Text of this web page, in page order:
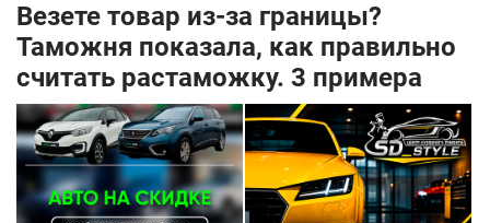
Везете товар из-за границы?
Таможня показала, как правильно
считать растаможку. 3 примера